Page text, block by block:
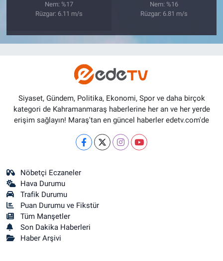
Nem: %17
Rüzgar: 6.11 m/s
Nem: %16
Rüzgar: 6.81 m/s
Siyaset, Gündem, Politika, Ekonomi, Spor ve daha birçok
kategori de Kahramanmaraş haberlerine her an ve her yerde
erişim sağlayın! Maraş'tan en güncel haberler edetv.com'de
Nöbetçi Eczaneler
Hava Durumu
Trafik Durumu
Puan Durumu ve Fikstür
Tüm Manşetler
Son Dakika Haberleri
Haber Arşivi